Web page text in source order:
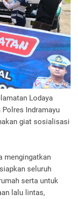
Lodaya
Indramayu
giat sosialisasi
mengingatkan
seluruh
serta untuk
lalu lintas,